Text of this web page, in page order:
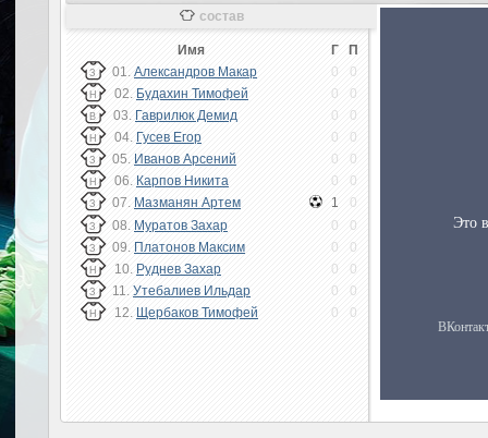
состав
Имя Г П
З 01. Александров Макар 0 0
Н 02. Будахин Тимофей 0 0
В 03. Гаврилюк Демид 0 0
Н 04. Гусев Егор 0 0
З 05. Иванов Арсений 0 0
Н 06. Карпов Никита 0 0
З 07. Мазманян Артем 1 0
З 08. Муратов Захар 0 0
З 09. Платонов Максим 0 0
Н 10. Руднев Захар 0 0
З 11. Утебалиев Ильдар 0 0
Н 12. Щербаков Тимофей 0 0